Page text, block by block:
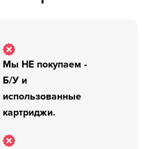
Мы НЕ покупаем -
Б/У и
использованные
картриджи.